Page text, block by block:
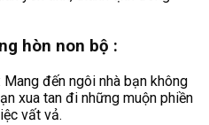
hòn non bộ :
đến ngôi nhà bạn không
xua tan đi những muộn phiền
vất vả.